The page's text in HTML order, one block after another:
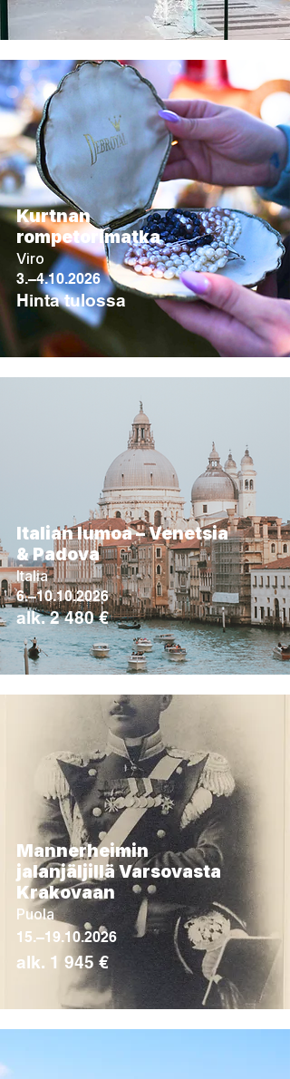
Kurtnan
rompetorimatka
Viro
3.–4.10.2026
Hinta tulossa
Italian lumoa – Venetsia
& Padova
Italia
6.–10.10.2026
alk. 2 480 €
Mannerheimin
jalanjäljillä Varsovasta
Krakovaan
Puola
15.–19.10.2026
alk. 1 945 €